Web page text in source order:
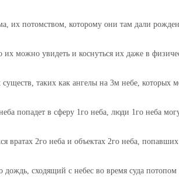
их потомством, которому они там дали
можно увидеть и коснуться их даже в
таких как ангелы на 3м небе, которых
попадет в сферу 1го неба, люди 1го неба
вратах 2го неба и объектах 2го неба,
дождь, сходящий с небес во время суда